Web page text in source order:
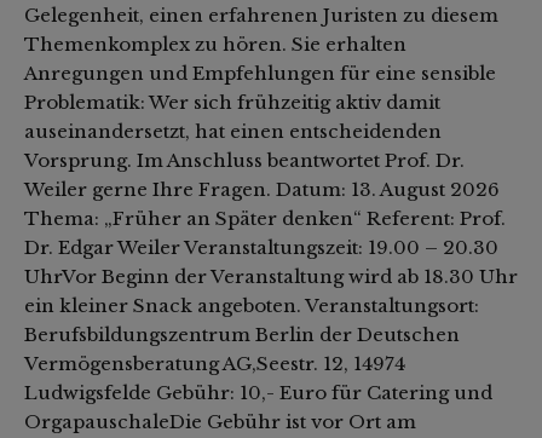
Gelegenheit, einen erfahrenen Juristen zu diesem
Themenkomplex zu hören. Sie erhalten
Anregungen und Empfehlungen für eine sensible
Problematik: Wer sich frühzeitig aktiv damit
auseinandersetzt, hat einen entscheidenden
Vorsprung. Im Anschluss beantwortet Prof. Dr.
Weiler gerne Ihre Fragen. Datum: 13. August 2026
Thema: „Früher an Später denken“ Referent: Prof.
Dr. Edgar Weiler Veranstaltungszeit: 19.00 – 20.30
UhrVor Beginn der Veranstaltung wird ab 18.30 Uhr
ein kleiner Snack angeboten. Veranstaltungsort:
Berufsbildungszentrum Berlin der Deutschen
Vermögensberatung AG,Seestr. 12, 14974
Ludwigsfelde Gebühr: 10,- Euro für Catering und
OrgapauschaleDie Gebühr ist vor Ort am